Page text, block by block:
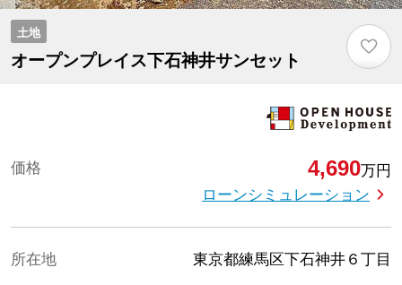
土地
オープンプレイス下石神井サンセット
♡
価格 4,690万円
ローンシミュレーション
所在地 東京都練馬区下石神井６丁目